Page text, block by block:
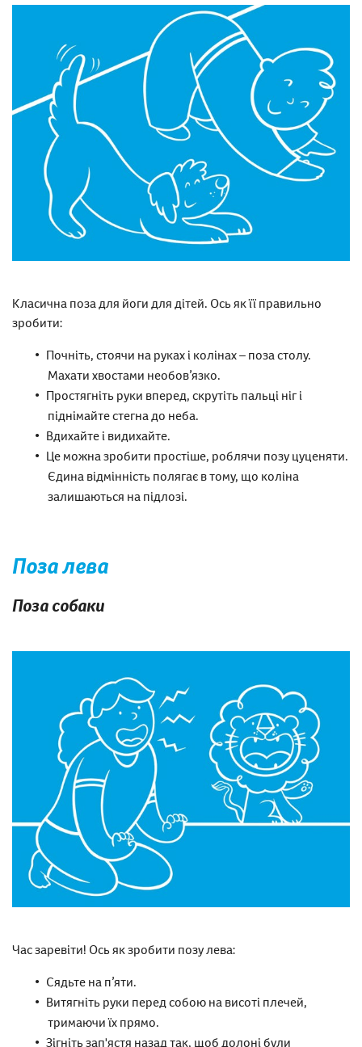
Класична поза для йоги для дітей. Ось як її правильно
зробити:
Почніть, стоячи на руках і колінах – поза столу.
Махати хвостами необов’язко.
Простягніть руки вперед, скрутіть пальці ніг і
піднімайте стегна до неба.
Вдихайте і видихайте.
Це можна зробити простіше, роблячи позу цуценяти.
Єдина відмінність полягає в тому, що коліна
залишаються на підлозі.
Поза лева
Поза собаки
Час заревіти! Ось як зробити позу лева:
Сядьте на п’яти.
Витягніть руки перед собою на висоті плечей,
тримаючи їх прямо.
Зігніть зап'ястя назад так, щоб долоні були